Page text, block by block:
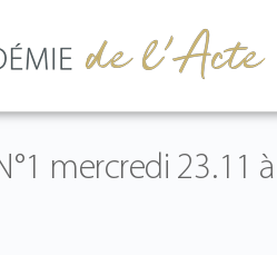
mercredi 23.11